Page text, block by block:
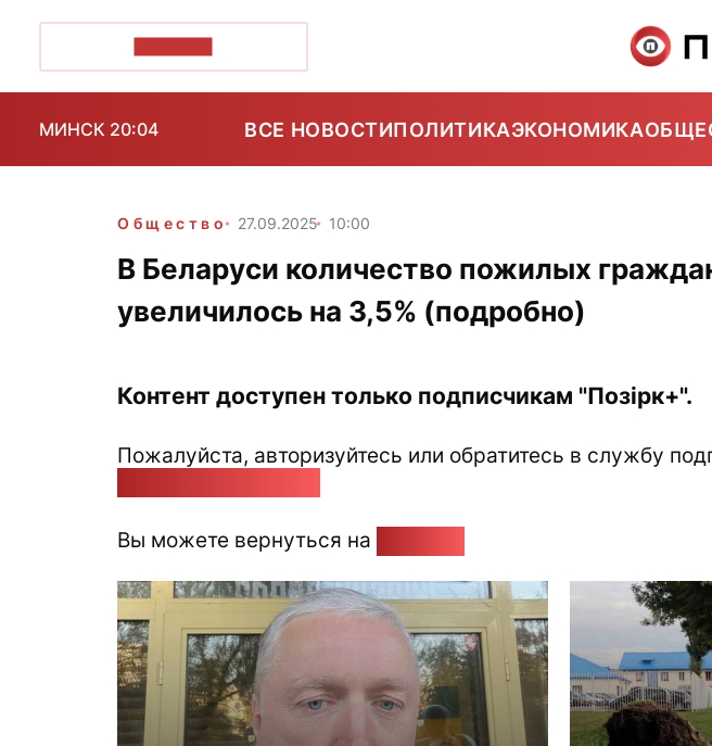
МИНСК 20:04 ВСЕ НОВОСТИПОЛИТИКАЭКОНОМИКА
Общество 27.09.2025 10:00
В Беларуси количество пожилых
увеличилось на 3,5% (подробно)
Контент доступен только подписчикам "Позірк+".
Пожалуйста, авторизуйтесь или обратитесь в службу
Вы можете вернуться на